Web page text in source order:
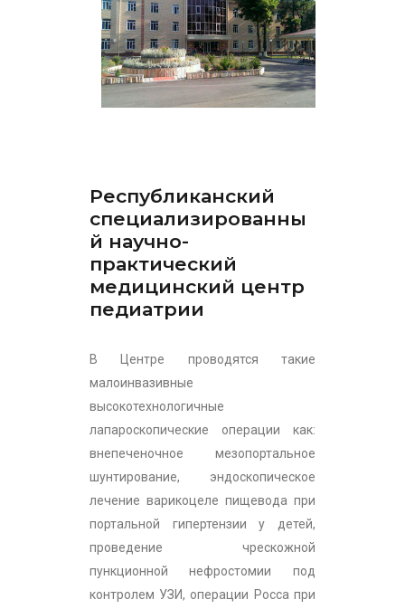
Республиканский
специализированны
й научно-
практический
медицинский центр
педиатрии
В Центре проводятся такие
малоинвазивные
высокотехнологичные
лапароскопические операции как:
внепеченочное мезопортальное
шунтирование, эндоскопическое
лечение варикоцеле пищевода при
портальной гипертензии у детей,
проведение чрескожной
пункционной нефростомии под
контролем УЗИ, операции Росса при